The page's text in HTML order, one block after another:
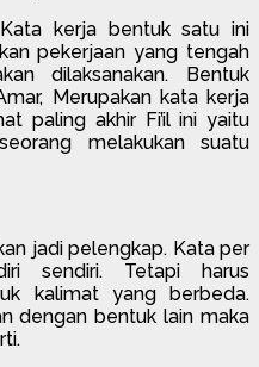
kerja bentuk satu ini
pekerjaan yang tengah
dilaksanakan. Bentuk
Merupakan kata kerja
paling akhir Fi’il ini yaitu
melakukan suatu
jadi pelengkap. Kata per
sendiri. Tetapi harus
kalimat yang berbeda.
dengan bentuk lain maka